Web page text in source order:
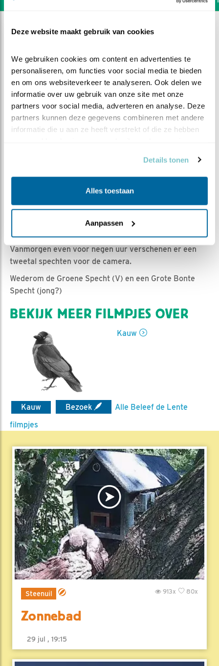
Deze website maakt gebruik van cookies
We gebruiken cookies om content en advertenties te
personaliseren, om functies voor social media te bieden
en om ons websiteverkeer te analyseren. Ook delen we
informatie over uw gebruik van onze site met onze
partners voor social media, adverteren en analyse. Deze
partners kunnen deze gegevens combineren met andere
informatie die u aan ze heeft verstrekt of die ze hebben
Details tonen
Alles toestaan
Aanpassen
Spechten
Romke Visser | Geplaatst op 20 mei 2020, 10:00 |
Vanmorgen even voor negen uur verschenen er een
tweetal spechten voor de camera.
Wederom de Groene Specht (V) en een Grote Bonte
Specht (jong?)
BEKIJK MEER FILMPJES OVER
Kauw
Kauw Bezoek
Alle Beleef de Lente
filmpjes
Steenuil 80x
913x
Zonnebad
29 jul , 19:15